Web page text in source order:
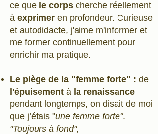
ce que le corps cherche réellement
à exprimer en profondeur. Curieuse
et autodidacte, j'aime m'informer et
me former continuellement pour
enrichir ma pratique.
Le piège de la "femme forte" : de
l'épuisement à la renaissance
pendant longtemps, on disait de moi
que j’étais "une femme forte".
"Toujours à fond",